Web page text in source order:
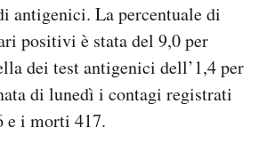
antigenici. La percentuale di
positivi è stata del 9,0 per
dei test antigenici dell’1,4 per
di lunedì i contagi registrati
e i morti 417.